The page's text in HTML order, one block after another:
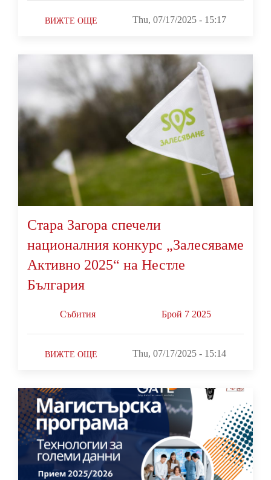
ВИЖТЕ ОЩЕ Thu, 07/17/2025 - 15:17
Стара Загора спечели
националния конкурс „Залесяваме
Активно 2025“ на Нестле
България
Събития Брой 7 2025
ВИЖТЕ ОЩЕ Thu, 07/17/2025 - 15:14